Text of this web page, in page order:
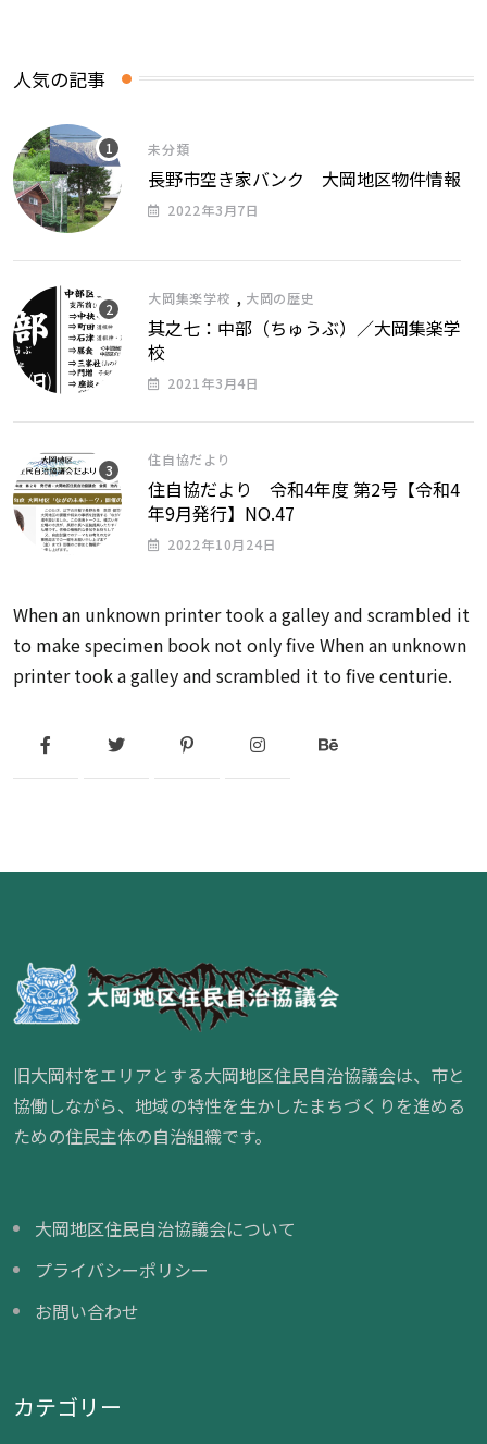
人気の記事
未分類
長野市空き家バンク 大岡地区物件情報
2022年3月7日
大岡集楽学校 , 大岡の歴史
其之七：中部（ちゅうぶ）／大岡集楽学
校
2021年3月4日
住自協だより
住自協だより 令和4年度 第2号【令和4
年9月発行】NO.47
2022年10月24日
When an unknown printer took a galley and scrambled it
to make specimen book not only five When an unknown
printer took a galley and scrambled it to five centurie.
旧大岡村をエリアとする大岡地区住民自治協議会は、市と
協働しながら、地域の特性を生かしたまちづくりを進める
ための住民主体の自治組織です。
大岡地区住民自治協議会について
プライバシーポリシー
お問い合わせ
カテゴリー